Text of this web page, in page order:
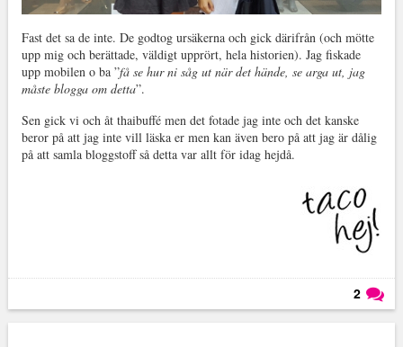
Fast det sa de inte. De godtog ursäkerna och gick därifrån (och mötte
upp mig och berättade, väldigt upprört, hela historien). Jag fiskade
upp mobilen o ba ”få se hur ni såg ut när det hände, se arga ut, jag
måste blogga om detta”.
Sen gick vi och åt thaibuffé men det fotade jag inte och det kanske
beror på att jag inte vill läska er men kan även bero på att jag är dålig
på att samla bloggstoff så detta var allt för idag hejdå.
2